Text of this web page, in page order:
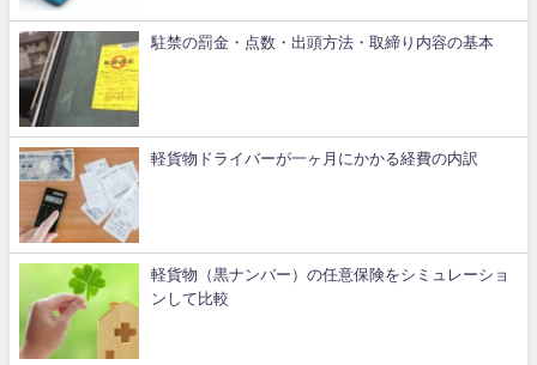
駐禁の罰金・点数・出頭方法・取締り内容の基本
軽貨物ドライバーが一ヶ月にかかる経費の内訳
軽貨物（黒ナンバー）の任意保険をシミュレーショ
ンして比較